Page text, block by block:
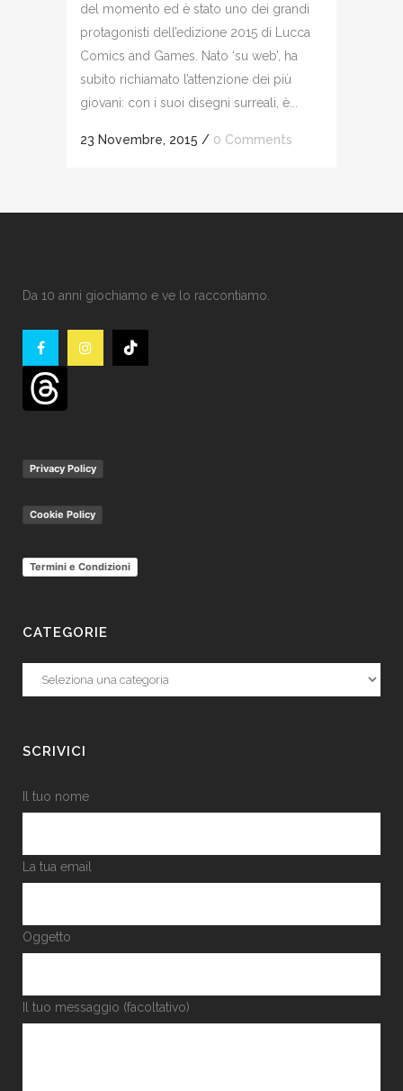
del momento ed è stato uno dei grandi
protagonisti dell’edizione 2015 di Lucca
Comics and Games. Nato ‘su web’, ha
subito richiamato l’attenzione dei più
giovani: con i suoi disegni surreali, è...
23 Novembre, 2015 / 0 Comments
Da 10 anni giochiamo e ve lo raccontiamo.
Privacy Policy
Cookie Policy
Termini e Condizioni
CATEGORIE
Categorie
SCRIVICI
Il tuo nome
La tua email
Oggetto
Il tuo messaggio (facoltativo)